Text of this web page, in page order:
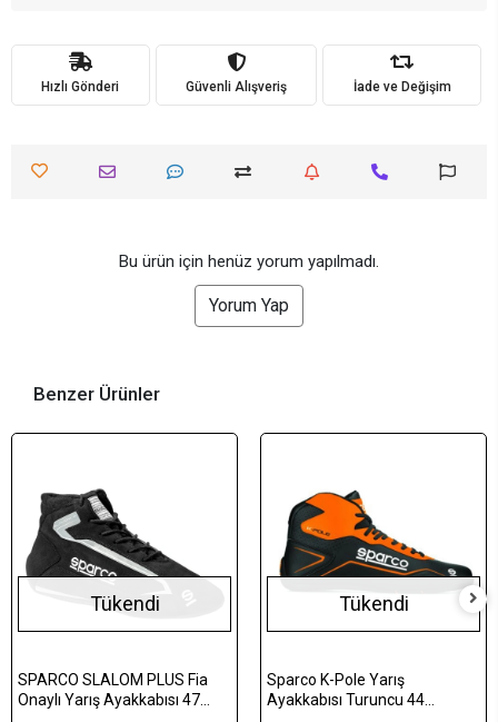
Hızlı Gönderi Güvenli Alışveriş İade ve Değişim
Bu ürün için henüz yorum yapılmadı.
Yorum Yap
Benzer Ürünler
Tükendi
SPARCO SLALOM PLUS Fia
Onaylı Yarış Ayakkabısı 47
Tükendi
Sparco K-Pole Yarış
Ayakkabısı Turuncu 44